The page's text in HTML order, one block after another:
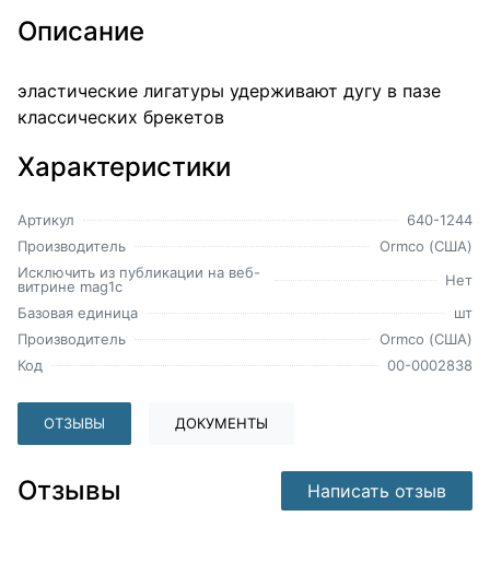
Описание
эластические лигатуры удерживают дугу в пазе
классических брекетов
Характеристики
Артикул
640-1244
Производитель
Ormco (США)
Исключить из публикации на веб-
витрине mag1c
Нет
Базовая единица
шт
Производитель
Ormco (США)
Код
00-0002838
ОТЗЫВЫ ДОКУМЕНТЫ
Отзывы Написать отзыв